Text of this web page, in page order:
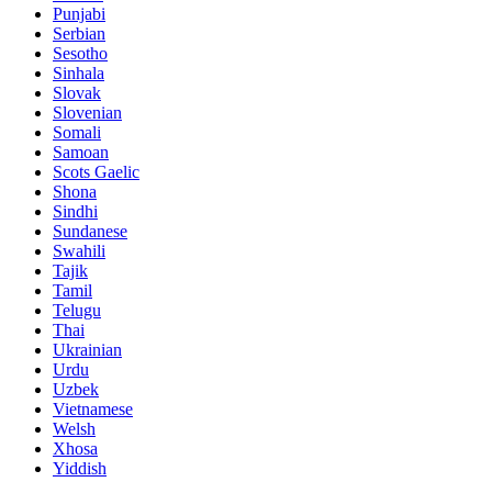
Punjabi
Serbian
Sesotho
Sinhala
Slovak
Slovenian
Somali
Samoan
Scots Gaelic
Shona
Sindhi
Sundanese
Swahili
Tajik
Tamil
Telugu
Thai
Ukrainian
Urdu
Uzbek
Vietnamese
Welsh
Xhosa
Yiddish